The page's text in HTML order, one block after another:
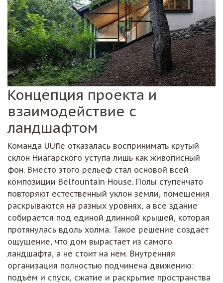
Концепция проекта и
взаимодействие с
ландшафтом
Команда UUfie отказалась воспринимать крутый
склон Ниагарского уступа лишь как живописный
фон. Вместо этого рельеф стал основой всей
композиции Belfountain House. Полы ступенчато
повторяют естественный уклон земли, помещения
раскрываются на разных уровнях, а всё здание
собирается под единой длинной крышей, которая
протянулась вдоль холма. Такое решение создаёт
ощущение, что дом вырастает из самого
ландшафта, а не стоит на нём. Внутренняя
организация полностью подчинена движению:
подъём и спуск, сжатие и раскрытие пространства